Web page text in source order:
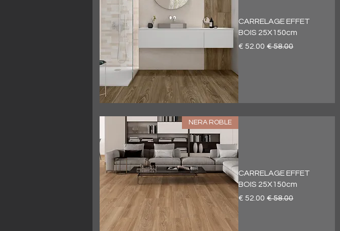
العرض السريع
CARRELAGE EFFET
BOIS 25X150cm
سعر عاديسعر البيع
NERA ROBLE
CARRELAGE EFFET
BOIS 25X150cm
سعر عاديسعر البيع